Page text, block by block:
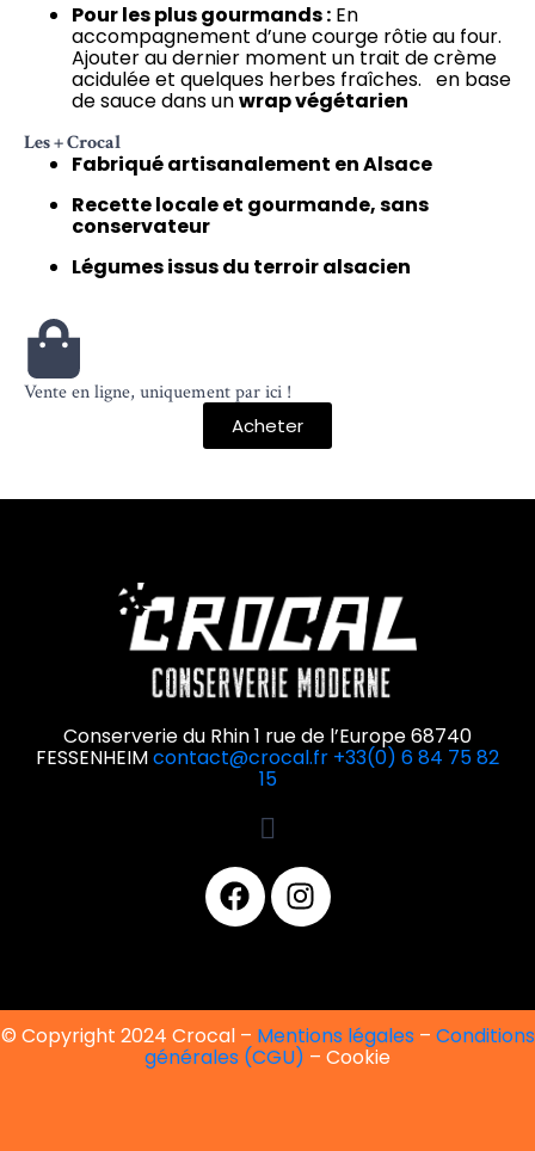
Pour les plus gourmands : En
accompagnement d’une courge rôtieau four.
Ajouter au dernier moment un trait de crème
aciduléeet quelques herbes fraîches. en base
de sauce dans unwrap végétarien
Les + Crocal
Fabriqué artisanalement en Alsace
Recette locale et gourmande, sans
conservateur
Légumes issus du terroir alsacien
Vente en ligne, uniquement par ici !
Acheter
Conserverie du Rhin 1 rue de l’Europe 68740
FESSENHEIMcontact@crocal.fr +33(0) 6 84 75 82
15
© Copyright 2024 Crocal – Mentions légales– Conditions
générales (CGU) – Cookie